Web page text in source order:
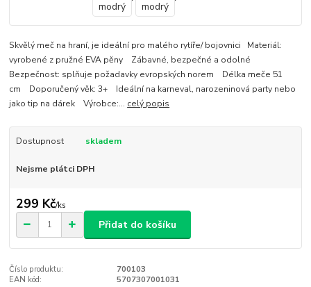
Skvělý meč na hraní, je ideální pro malého rytíře/ bojovnici Materiál:
vyrobené z pružné EVA pěny Zábavné, bezpečné a odolné
Bezpečnost: splňuje požadavky evropských norem Délka meče 51
cm Doporučený věk: 3+ Ideální na karneval, narozeninová party nebo
jako tip na dárek Výrobce:... celý popis
Dostupnost skladem
Nejsme plátci DPH
299 Kč/ks
Přidat do košíku
Číslo produktu:
700103
EAN kód:
5707307001031